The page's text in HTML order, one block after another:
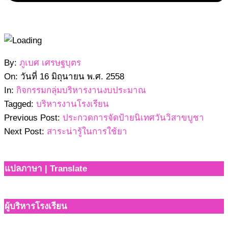
2558-
06-
16
By: ภูเบศ เศรษฐบุตร
On: วันที่ 16 มิถุนายน พ.ศ. 2558
In: กิจกรรมกลุ่มบริหารงานงบประมาณ
Tagged: บริหารงานโรงเรียน
Previous Post: ประกวดการจัดป้ายนิเทศวันวิสาขบูชา
Next Post: สาระน่ารู้ในการใช้ยา
แปลภาษา | Translate
ผู้บริหารโรงเรียน